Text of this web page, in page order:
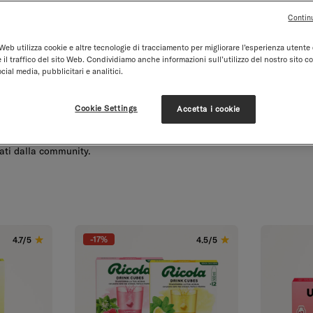
Spedizione
dalla community.
4.7/5 -17% 4.5/5
utilizza cookie e altre tecnologie di tracciamento per migliorare l’esperienza utente
il traffico del sito Web. Condividiamo anche informazioni sull’utilizzo del nostro sito
media, pubblicitari e analitici.
Accetta i cookie
Cookie Settings